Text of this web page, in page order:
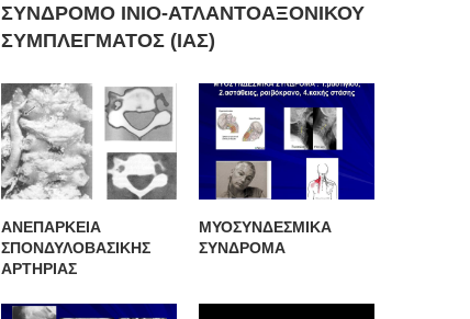
ΣΥΝΔΡΟΜΟ ΙΝΙΟ-ΑΤΛΑΝΤΟΑΞΟΝΙΚΟΥ
ΣΥΜΠΛΕΓΜΑΤΟΣ (ΙΑΣ)
ΑΝΕΠΑΡΚΕΙΑ
ΣΠΟΝΔΥΛΟΒΑΣΙΚΗΣ
ΑΡΤΗΡΙΑΣ
ΜΥΟΣΥΝΔΕΣΜΙΚΑ
ΣΥΝΔΡΟΜΑ